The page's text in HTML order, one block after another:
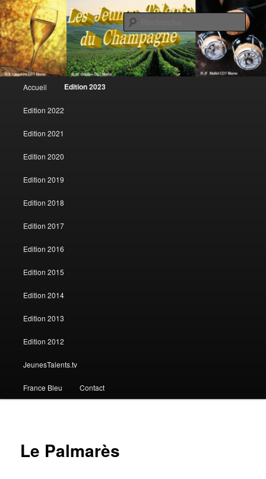
Les jeunes talents du champagne
Aller au contenu principal
Aller au contenu secondaire
Accueil Edition 2023
Edition 2022
Edition 2021
Edition 2020
Edition 2019
Edition 2018
Edition 2017
Edition 2016
Edition 2015
Edition 2014
Edition 2013
Edition 2012
JeunesTalents.tv
France Bleu Contact
Le Palmarès